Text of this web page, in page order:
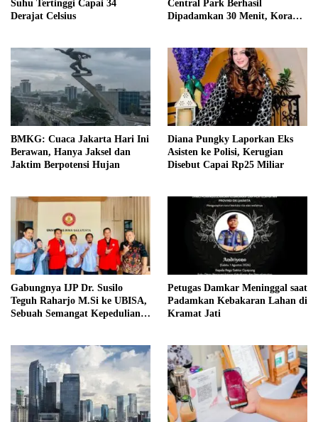
Suhu Tertinggi Capai 34
Derajat Celsius
Central Park Berhasil
Dipadamkan 30 Menit, Koramil
BMKG: Cuaca Jakarta Hari Ini
Berawan, Hanya Jaksel dan
Jaktim Berpotensi Hujan
Diana Pungky Laporkan Eks
Asisten ke Polisi, Kerugian
Disebut Capai Rp25 Miliar
Gabungnya IJP Dr. Susilo
Teguh Raharjo M.Si ke UBISA,
Sebuah Semangat Kepedulian
Petugas Damkar Meninggal saat
Padamkan Kebakaran Lahan di
Kramat Jati